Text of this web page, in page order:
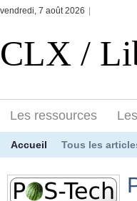
vendredi, 7 août 2026
CLX /
Les ressources
Accueil Tous les